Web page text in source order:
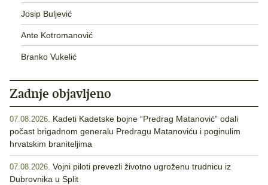
Josip Buljević
Ante Kotromanović
Branko Vukelić
Zadnje objavljeno
07.08.2026. Kadeti Kadetske bojne “Predrag Matanović” odali
počast brigadnom generalu Predragu Matanoviću i poginulim
hrvatskim braniteljima
07.08.2026. Vojni piloti prevezli životno ugroženu trudnicu iz
Dubrovnika u Split